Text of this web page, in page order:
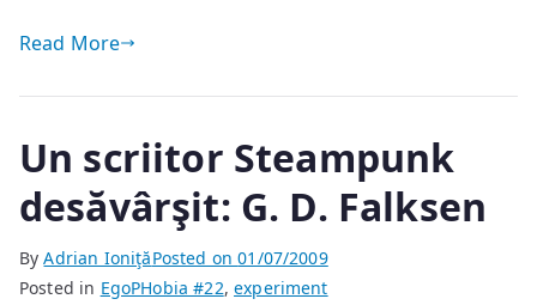
Read More
Un scriitor Steampunk
desăvârşit: G. D. Falksen
ByAdrian IoniţăPosted on01/07/2009
Posted in EgoPHobia #22,experiment